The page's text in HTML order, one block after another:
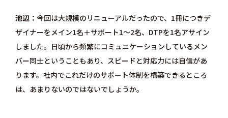
池辺
今回は大規模のリニューアルだったので、1冊につきデ
ザイナーをメイン1名＋サポート1～2名、DTPを1名アサイン
しました。日頃から頻繁にコミュニケーションしているメン
バー同士ということもあり、スピードと対応力には自信があ
ります。社内でこれだけのサポート体制を構築できるところ
は、あまりないのではないでしょうか。